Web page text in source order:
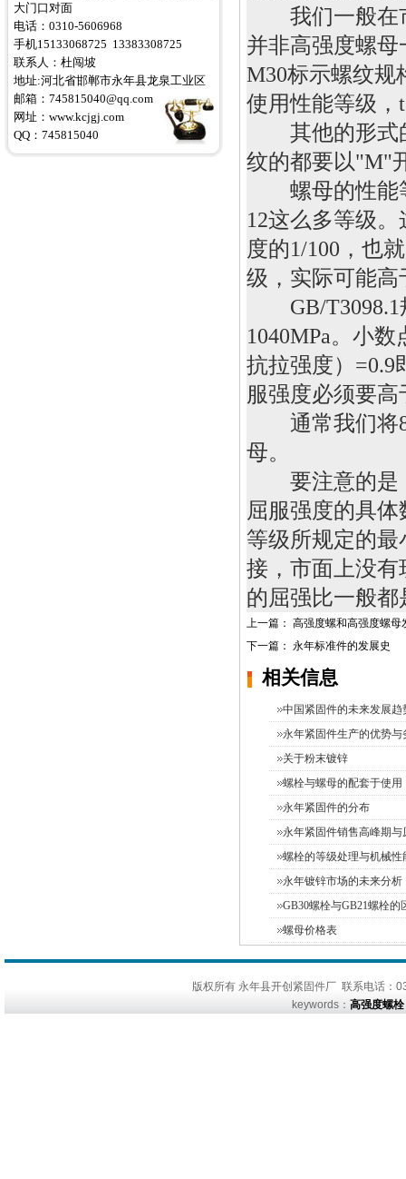
大门口对面
电话：0310-5606968
手机15133068725 13383308725
联系人：杜闯坡
地址:河北省邯郸市永年县龙泉工业区
邮箱：745815040@qq.com
网址： www.kcjgj.com
QQ：745815040
我们一般在
并非高强度螺
M30标示螺纹规
使用性能等级，
其他的形式
纹的都要以"M"
螺母的性能
12这么多等级。
度的1/100 ，也
级，实际可能高
GB/T3098.1
1040MPa。小数
抗拉强度） =0.9
服强度必须要高
通常我们将
母。
要注意的是
屈服强度的具
等级所规定的
接，市面上没
的屈强比一般
上一篇： 高强度螺和高强度螺母
下一篇： 永年标准件的发展史
相关信息
中国紧固件的未来发展趋
永年紧固件生产的优势与
关于粉末镀锌
螺栓与螺母的配套于使用
永年紧固件的分布
永年紧固件销售高峰期与
螺栓的等级处理与机械性
永年镀锌市场的未来分析
GB30螺栓与GB21螺栓的
螺母价格表
版权所有 永年县开创紧固件厂 联系电话：
keywords：高强度螺栓